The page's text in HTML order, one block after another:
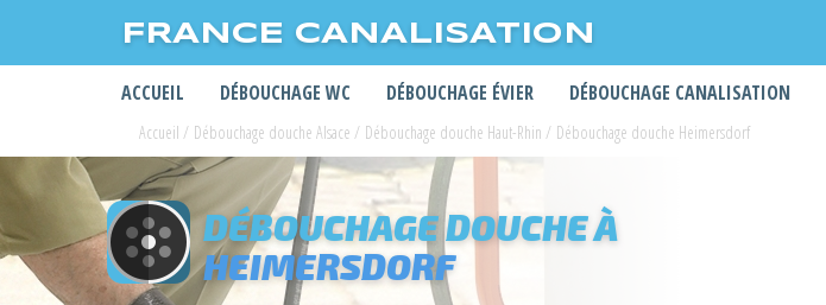
FRANCE CANALISATION
ACCUEIL DÉBOUCHAGE WC DÉBOUCHAGE ÉVIER DÉBOUCHAGE CANALISATION
Accueil / Débouchage douche Alsace / Débouchage douche Haut-Rhin / Débouchage douche Heimersdorf
DÉBOUCHAGE DOUCHE À
HEIMERSDORF